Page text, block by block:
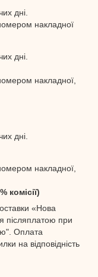
дні.
накладної
дні.
накладної,
дні.
накладної,
комісії)
«Нова
післяплатою при
Оплата
на відповідність